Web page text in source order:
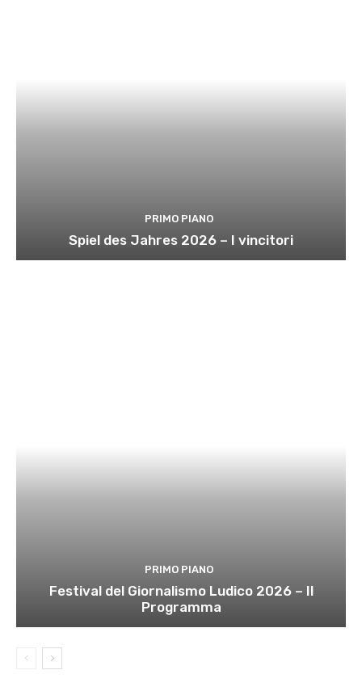
PRIMO PIANO
Spiel des Jahres 2026 – I vincitori
PRIMO PIANO
Festival del Giornalismo Ludico 2026 – Il
Programma